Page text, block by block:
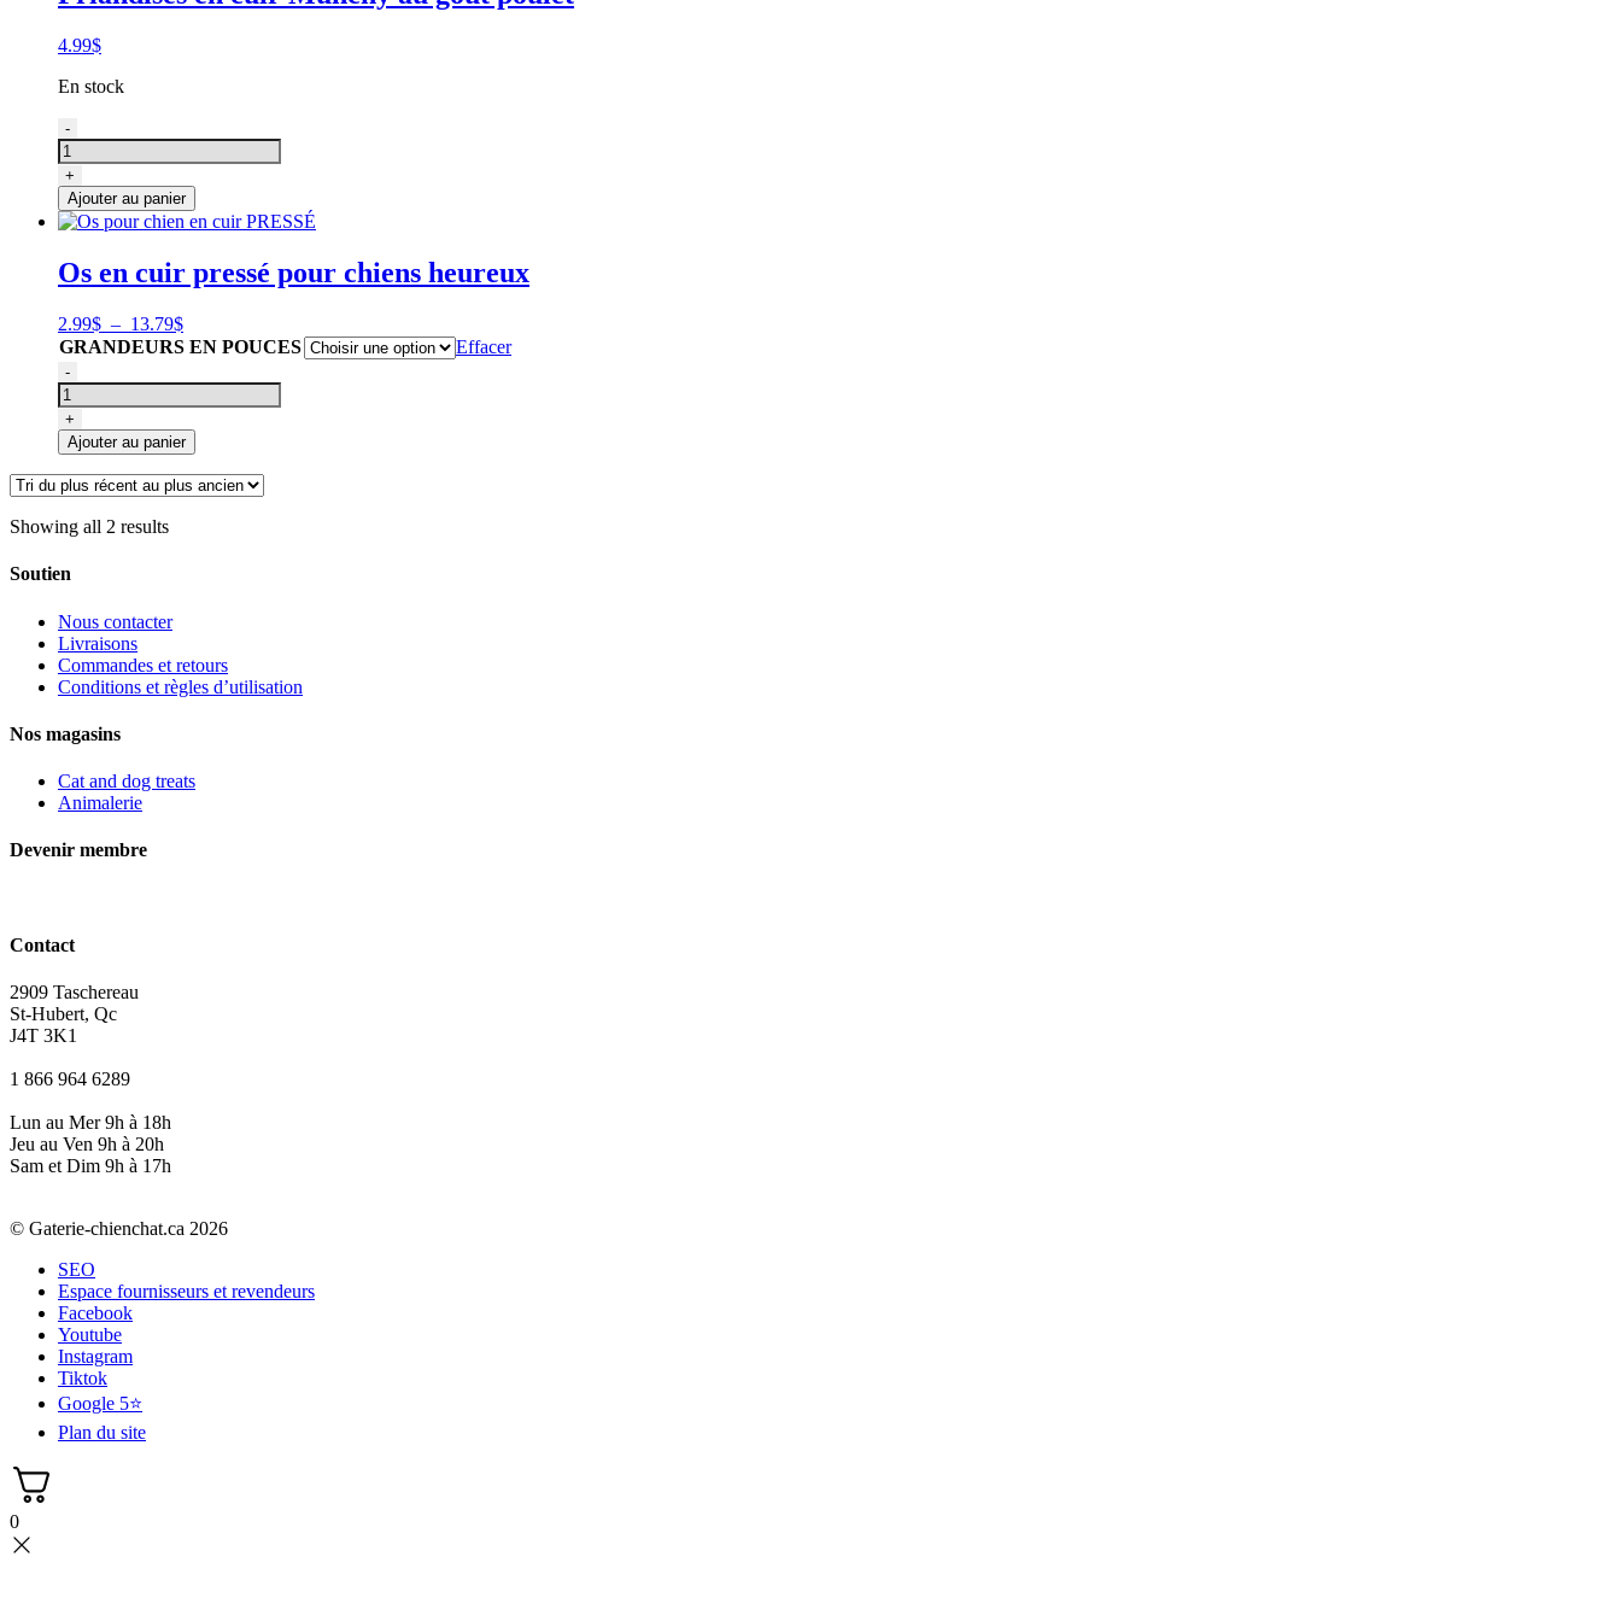
4.99$
En stock
quantité
de
Os
pour
chien
en
Munchy,
de
poulet
-
+
Ajouter au panier
Os en cuir pressé pour chiens heureux
2.99$ – 13.79$Plage
de
2.99$
à
13.79$
GRANDEURS EN POUCES
Effacer
quantité
de
Os
pour
chien
en
cuir
PRESSÉ
-
+
Ajouter au panier
Showing all 2 results
Soutien
Nous contacter
Livraisons
Commandes et retours
Conditions et règles d’utilisation
Nos magasins
Cat and dog treats
Animalerie
Devenir membre
Contact
2909 Taschereau
St-Hubert, Qc
J4T 3K1
1 866 964 6289
Lun au Mer 9h à 18h
Jeu au Ven 9h à 20h
Sam et Dim 9h à 17h
© Gaterie-chienchat.ca 2026
SEO
Espace fournisseurs et revendeurs
Facebook
Youtube
Instagram
Tiktok
Google 5⭐
Plan du site
0